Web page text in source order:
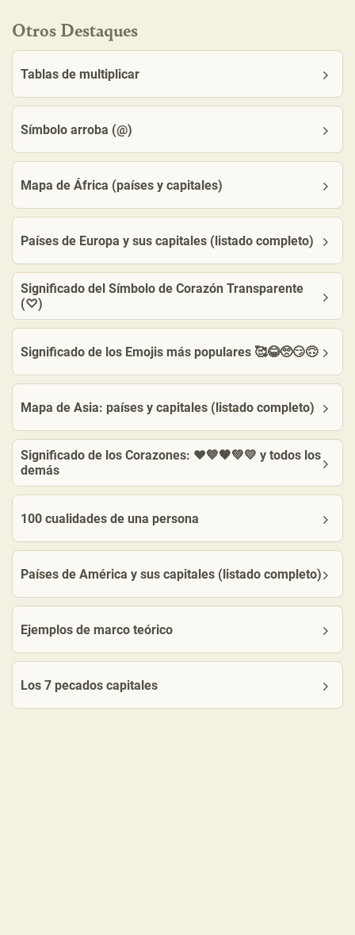
Otros Destaques
Tablas de multiplicar
Símbolo arroba (@)
Mapa de África (países y capitales)
Países de Europa y sus capitales (listado completo)
Significado del Símbolo de Corazón Transparente
(♡)
Significado de los Emojis más populares 🥰😂🥺😏🙃
Mapa de Asia: países y capitales (listado completo)
Significado de los Corazones: ❤️💙🖤💚💛 y todos los
demás
100 cualidades de una persona
Países de América y sus capitales (listado completo)
Ejemplos de marco teórico
Los 7 pecados capitales